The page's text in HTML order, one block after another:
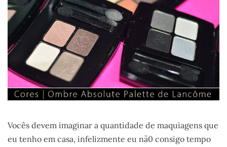
Vocês devem imaginar a quantidade de maquiagens que
eu tenho em casa, infelizmente eu nã0 consigo tempo